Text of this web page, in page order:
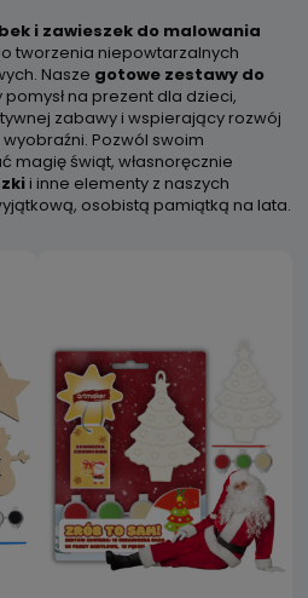
i zawieszek do malowania
tworzenia niepowtarzalnych
Nasze gotowe zestawy do
na prezent dla dzieci,
zabawy i wspierający rozwój
Pozwól swoim
magię świąt, własnoręcznie
i inne elementy z naszych
osobistą pamiątką na lata.